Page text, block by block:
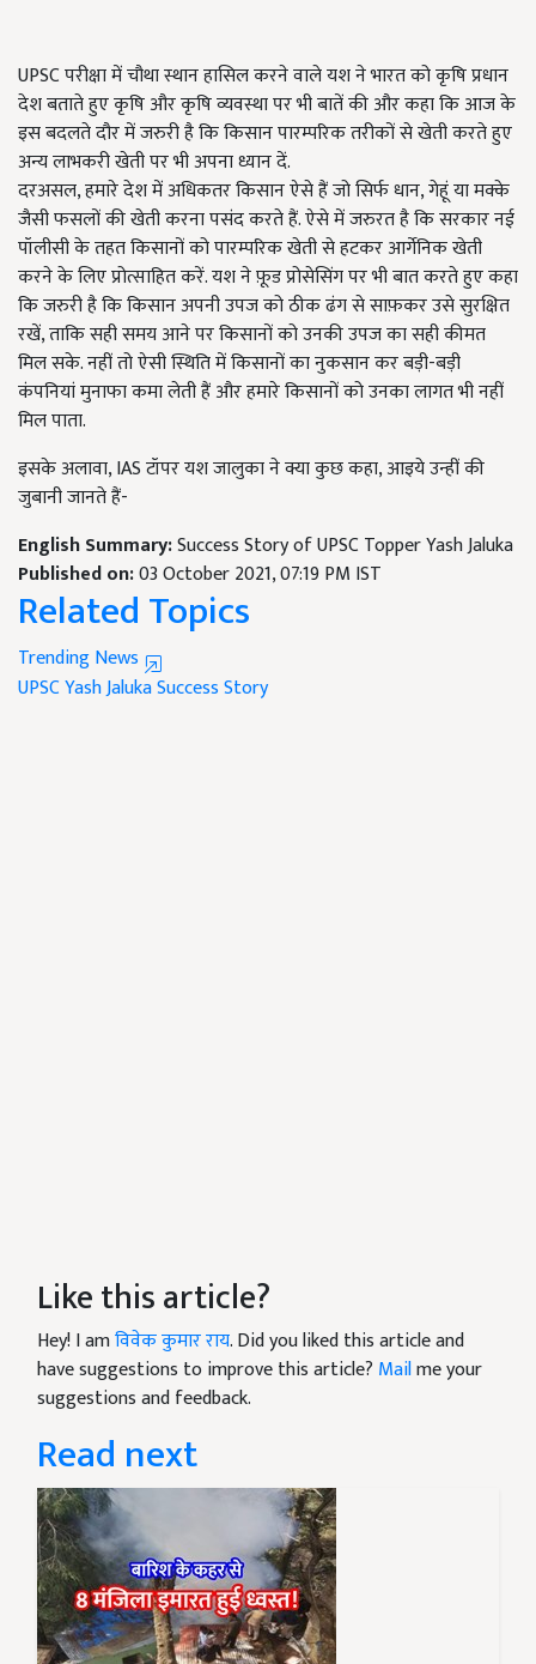
UPSC परीक्षा में चौथा स्थान हासिल करने वाले यश ने भारत को कृषि प्रधान
देश बताते हुए कृषि और कृषि व्यवस्था पर भी बातें की और कहा कि आज के
इस बदलते दौर में जरुरी है कि किसान पारम्परिक तरीकों से खेती करते हुए
अन्य लाभकरी खेती पर भी अपना ध्यान दें.
दरअसल, हमारे देश में अधिकतर किसान ऐसे हैं जो सिर्फ धान, गेहूं या मक्के
जैसी फसलों की खेती करना पसंद करते हैं. ऐसे में जरुरत है कि सरकार नई
पॉलीसी के तहत किसानों को पारम्परिक खेती से हटकर आर्गेनिक खेती
करने के लिए प्रोत्साहित करें. यश ने फ़ूड प्रोसेसिंग पर भी बात करते हुए कहा
कि जरुरी है कि किसान अपनी उपज को ठीक ढंग से साफ़कर उसे सुरक्षित
रखें, ताकि सही समय आने पर किसानों को उनकी उपज का सही कीमत
मिल सके. नहीं तो ऐसी स्थिति में किसानों का नुकसान कर बड़ी-बड़ी
कंपनियां मुनाफा कमा लेती हैं और हमारे किसानों को उनका लागत भी नहीं
मिल पाता.
इसके अलावा, IAS टॉपर यश जालुका ने क्या कुछ कहा, आइये उन्हीं की
जुबानी जानते हैं-
English Summary:Success Story of UPSC Topper Yash Jaluka
Published on:03 October 2021, 07:19 PM IST
Related Topics
Trending News
UPSCYash JalukaSuccess Story
Like this article?
Hey! I amविवेक कुमार राय. Did you liked this article and
have suggestions to improve this article? Mailme your
suggestions and feedback.
Read next